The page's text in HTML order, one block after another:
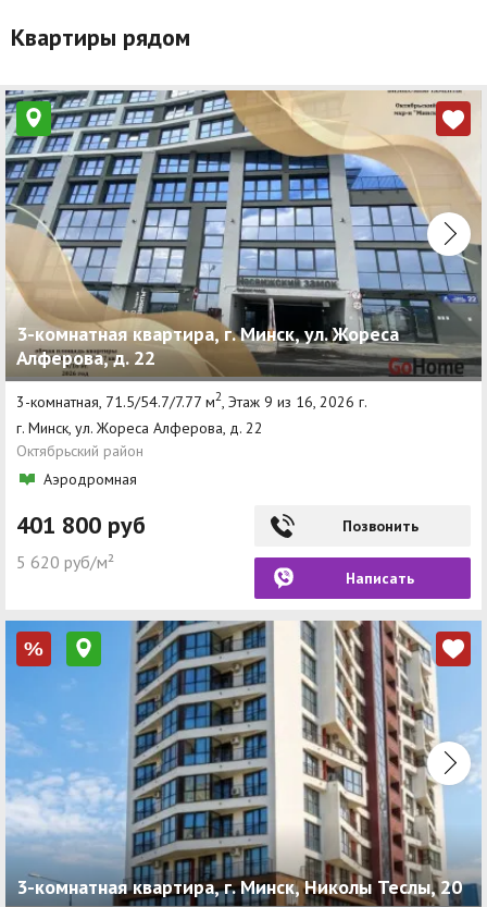
Квартиры рядом
3-комнатная квартира, г. Минск, ул. Жореса
Алферова, д. 22
3-комнатная, 71.5/54.7/7.77 м2 , Этаж 9 из 16, 2026 г.
г. Минск, ул. Жореса Алферова, д. 22
Октябрьский район
Аэродромная
401 800 руб
5 620 руб/м²
Позвонить
Написать
%
3-комнатная квартира, г. Минск, Николы Теслы, 20